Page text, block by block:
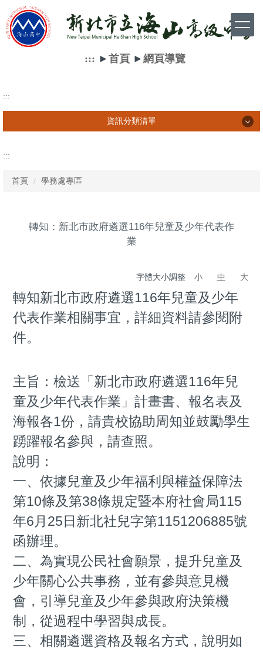
到
主
::: ► 首頁► 網頁導覽
:::
資訊分類清單
學生相關訊息
:::
首頁 學務處專區
轉知：新北市政府遴選116年兒童及少年代表作
業
字體大小調整 小 中 大
轉知新北市政府遴選116年兒童及少年
代表作業相關事宜，詳細資料請參閱附
件。
主旨：檢送「新北市政府遴選116年兒
童及少年代表作業」計畫書、報名表及
海報各1份，請貴校協助周知並鼓勵學生
踴躍報名參與，請查照。
說明：
一、依據兒童及少年福利與權益保障法
第10條及第38條規定暨本府社會局115
年6月25日新北社兒字第1151206885號
函辦理。
二、為實現公民社會願景，提升兒童及
少年關心公共事務，並有參與意見機
會，引導兒童及少年參與政府決策機
制，從過程中學習與成長。
三、相關遴選資格及報名方式，說明如